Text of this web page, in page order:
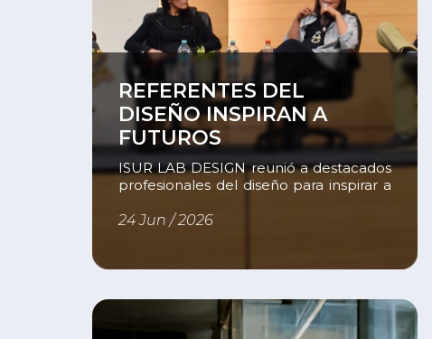
REFERENTES DEL
DISEÑO INSPIRAN A
FUTUROS
PROFESIONALES
ISUR LAB DESIGN reunió a destacados
profesionales del diseño para inspirar a
objetivo de fortalecer la formación
profesional, la Unidad Académica de
pasado 11 de junio una nueva edición
24 Jun / 2026
Ver